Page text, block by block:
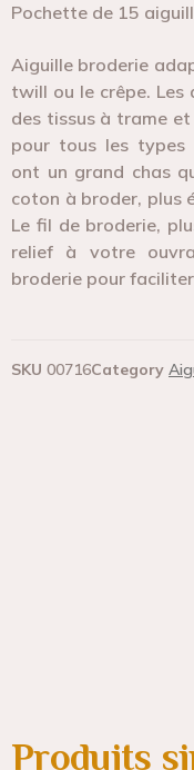
Pochette de 15
Aiguille broderie
twill ou le crêpe. Les
des tissus à trame
pour tous les types
ont un grand chas
coton à broder, plus
Le fil de broderie,
relief à votre
broderie pour
SKU 00716Category
Produits